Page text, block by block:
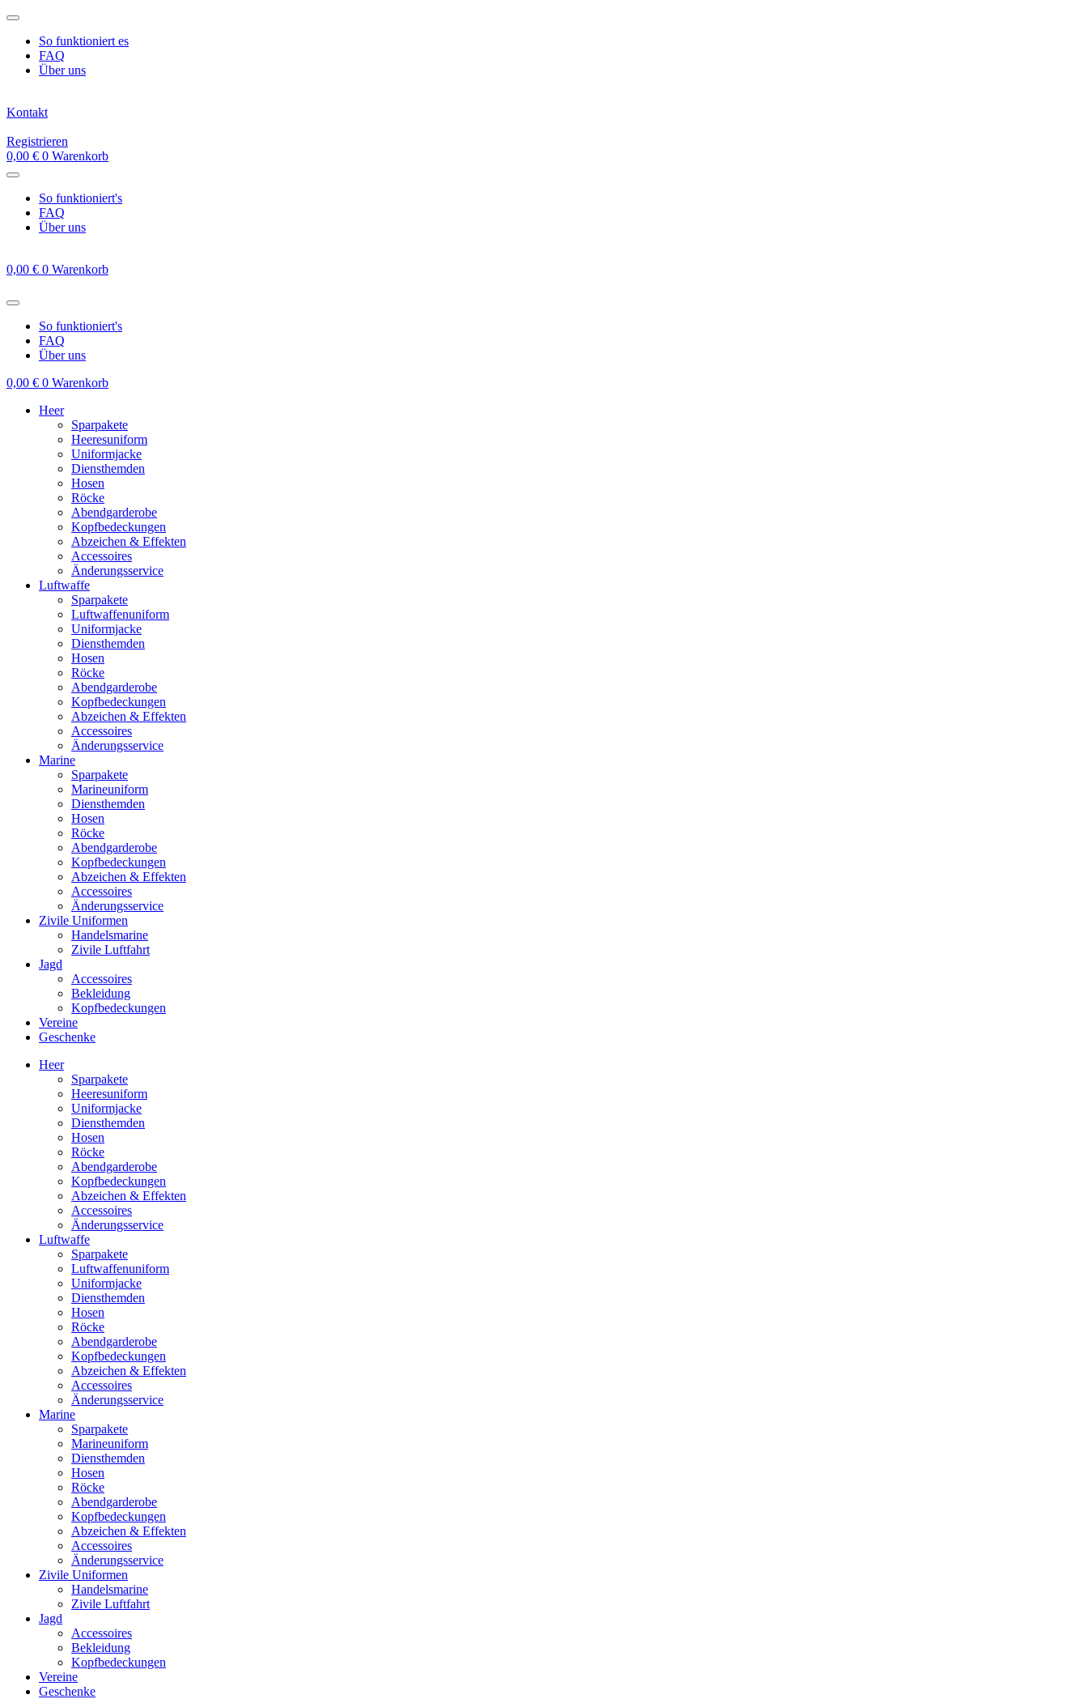
Zum
springenSo funktioniert es
FAQ
Über uns
Kontakt
Registrieren
0,00 € 0 Warenkorb
So funktioniert's
FAQ
Über uns
0,00 € 0 Warenkorb
So funktioniert's
FAQ
Über uns
0,00 € 0 Warenkorb
Heer
Sparpakete
Heeresuniform
Uniformjacke
Diensthemden
Hosen
Röcke
Abendgarderobe
Kopfbedeckungen
Abzeichen & Effekten
Accessoires
Änderungsservice
Luftwaffe
Sparpakete
Luftwaffenuniform
Uniformjacke
Diensthemden
Hosen
Röcke
Abendgarderobe
Kopfbedeckungen
Abzeichen & Effekten
Accessoires
Änderungsservice
Marine
Sparpakete
Marineuniform
Diensthemden
Hosen
Röcke
Abendgarderobe
Kopfbedeckungen
Abzeichen & Effekten
Accessoires
Änderungsservice
Zivile Uniformen
Handelsmarine
Zivile Luftfahrt
Jagd
Accessoires
Bekleidung
Kopfbedeckungen
Vereine
Geschenke
Heer
Sparpakete
Heeresuniform
Uniformjacke
Diensthemden
Hosen
Röcke
Abendgarderobe
Kopfbedeckungen
Abzeichen & Effekten
Accessoires
Änderungsservice
Luftwaffe
Sparpakete
Luftwaffenuniform
Uniformjacke
Diensthemden
Hosen
Röcke
Abendgarderobe
Kopfbedeckungen
Abzeichen & Effekten
Accessoires
Änderungsservice
Marine
Sparpakete
Marineuniform
Diensthemden
Hosen
Röcke
Abendgarderobe
Kopfbedeckungen
Abzeichen & Effekten
Accessoires
Änderungsservice
Zivile Uniformen
Handelsmarine
Zivile Luftfahrt
Jagd
Accessoires
Bekleidung
Kopfbedeckungen
Vereine
Geschenke